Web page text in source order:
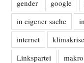
gender google
in eigener sache
internet
klimakrise
Linkspartei
makro